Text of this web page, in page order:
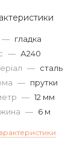
— гладка
— А240
— сталь
— прутки
— 12 мм
— 6 м